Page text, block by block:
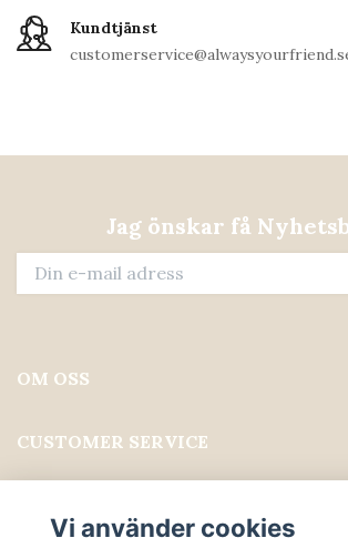
Kundtjänst
Jag önskar få
OM OSS
CUSTOMER SERVICE
Vi använder cookies